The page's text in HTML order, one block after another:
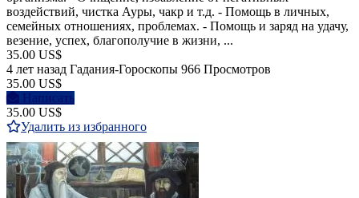
воздействий, чистка Ауры, чакр и т.д. - Помощь в личных,
семейных отношениях, проблемах. - Помощь и заряд на удачу,
везение, успех, благополучие в жизни, ...
35.00 US$
4 лет назад Гадания-Гороскопы 966 Просмотров
35.00 US$
Написать
35.00 US$
Удалить из избранного